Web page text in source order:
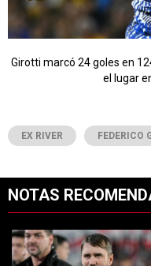
Girotti marcó 24 goles en
el lugar
EX RIVER FEDERICO
NOTAS
Un artículo de tendencia